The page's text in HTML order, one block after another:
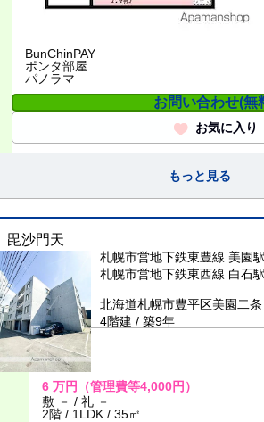
BunChinPAY
ポンタ部屋
パノラマ
お問い合わせ(無
お気に入り
もっと見る
毘沙門天
札幌市営地下鉄東豊線 美園
札幌市営地下鉄東西線 白石
北海道札幌市豊平区美園二
4階建 / 築9年
6 万円
（管理費等4,000円）
敷 － / 礼 －
2階 / 1LDK / 35㎡